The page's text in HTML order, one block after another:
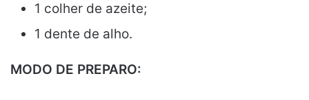
1 colher de azeite;
1 dente de alho.
MODO DE PREPARO: